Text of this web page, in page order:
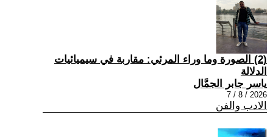
(2) الصورة وما وراء المرئي: مقاربة في سيميائيات
الدلالة
ياسر جابر الجمَّال
2026 / 8 / 7
الادب والفن